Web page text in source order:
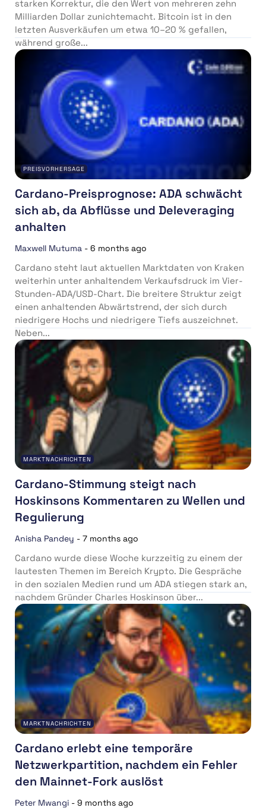
starken Korrektur, die den Wert von mehreren zehn
Milliarden Dollar zunichtemacht. Bitcoin ist in den
letzten Ausverkäufen um etwa 10–20 % gefallen,
während große...
PREISVORHERSAGE
Cardano-Preisprognose: ADA schwächt
sich ab, da Abflüsse und Deleveraging
anhalten
Maxwell Mutuma - 6 months ago
Cardano steht laut aktuellen Marktdaten von Kraken
weiterhin unter anhaltendem Verkaufsdruck im Vier-
Stunden-ADA/USD-Chart. Die breitere Struktur zeigt
einen anhaltenden Abwärtstrend, der sich durch
niedrigere Hochs und niedrigere Tiefs auszeichnet.
Neben...
MARKTNACHRICHTEN
Cardano-Stimmung steigt nach
Hoskinsons Kommentaren zu Wellen und
Regulierung
Anisha Pandey - 7 months ago
Cardano wurde diese Woche kurzzeitig zu einem der
lautesten Themen im Bereich Krypto. Die Gespräche
in den sozialen Medien rund um ADA stiegen stark an,
nachdem Gründer Charles Hoskinson über...
MARKTNACHRICHTEN
Cardano erlebt eine temporäre
Netzwerkpartition, nachdem ein Fehler
den Mainnet-Fork auslöst
Peter Mwangi - 9 months ago